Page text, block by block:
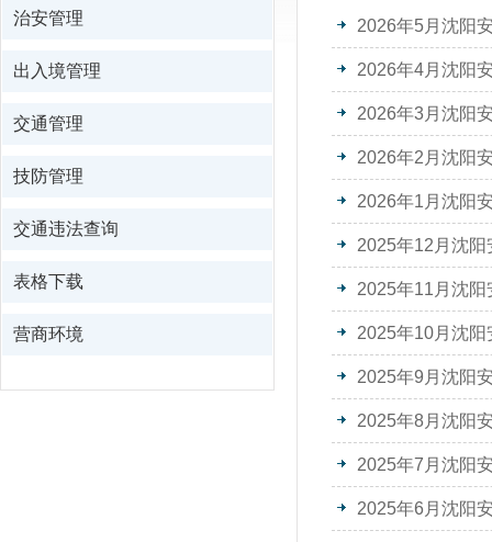
治安管理
出入境管理
交通管理
技防管理
交通违法查询
表格下载
营商环境
2026年5月沈阳
2026年4月沈阳
2026年3月沈阳
2026年2月沈阳
2026年1月沈阳
2025年12月沈
2025年11月沈
2025年10月沈
2025年9月沈阳
2025年8月沈阳
2025年7月沈阳
2025年6月沈阳